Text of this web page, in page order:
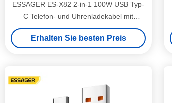
ESSAGER ES-X82 2-in-1 100W USB Typ-
C Telefon- und Uhrenladekabel mit
Smartwatch magnetischer, kabelloser
Aufladung
Erhalten Sie besten Preis